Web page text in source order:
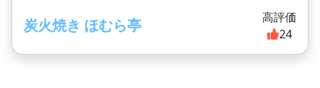
炭火焼き ほむら亭
高評価
24